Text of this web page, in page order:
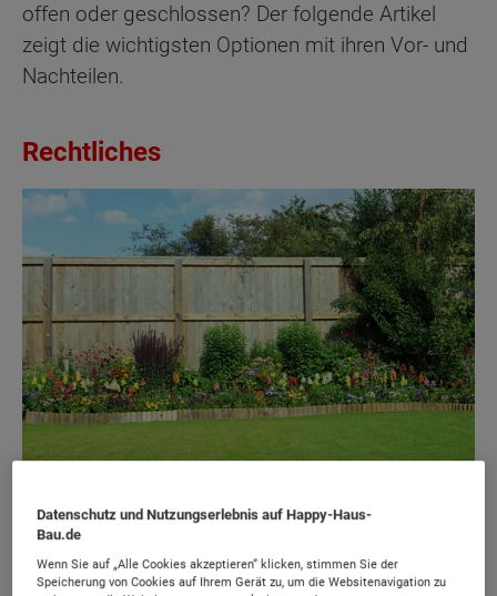
offen oder geschlossen? Der folgende Artikel
zeigt die wichtigsten Optionen mit ihren Vor- und
Nachteilen.
Rechtliches
Bei Orts-unüblichen Einfriedungsdesigns sowie solchen
über 1,80m Höhe muss in jedem Bundesland eine
Baungenehmigung eingeholt werden.
Datenschutz und Nutzungserlebnis auf Happy-Haus-
Bau.de
Wenn Sie auf „Alle Cookies akzeptieren“ klicken, stimmen Sie der
Speicherung von Cookies auf Ihrem Gerät zu, um die Websitenavigation zu